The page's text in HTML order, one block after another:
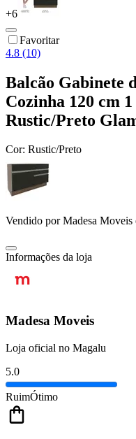
+6
Favoritar
4.8 (10)
Balcão Gabinete
Cozinha 120 cm
Rustic/Preto
Cor: Rustic/Preto
Vendido porMadesa Moveis
Informações da loja
Madesa Moveis
Loja oficial no Magalu
5.0
RuimÓtimo